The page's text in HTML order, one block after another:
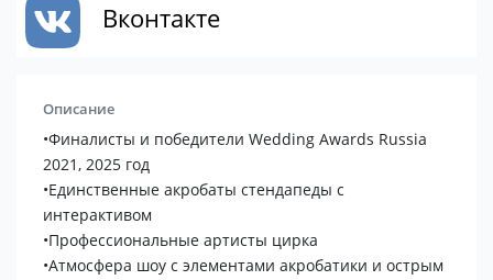
Вконтакте
Описание
•Финалисты и победители Wedding Awards Russia
2021, 2025 год
•Единственные акробаты стендапеды с
интерактивом
•Профессиональные артисты цирка
•Атмосфера шоу с элементами акробатики и острым